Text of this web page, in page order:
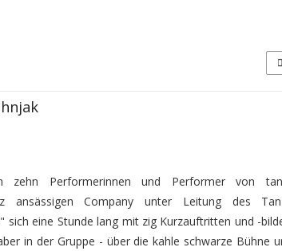
zehn Performerinnen und Performer von
ansässigen Company unter Leitung des
sich eine Stunde lang mit zig Kurzauftritten und -
in der Gruppe - über die kahle schwarze Bühne